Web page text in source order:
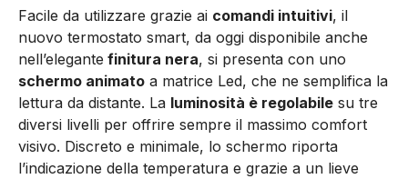
Facile da utilizzare grazie ai comandi intuitivi, il
nuovo termostato smart, da oggi disponibile anche
nell’elegante finitura nera, si presenta con uno
schermo animato a matrice Led, che ne semplifica la
lettura da distante. La luminosità è regolabile su tre
diversi livelli per offrire sempre il massimo comfort
visivo. Discreto e minimale, lo schermo riporta
l’indicazione della temperatura e grazie a un lieve